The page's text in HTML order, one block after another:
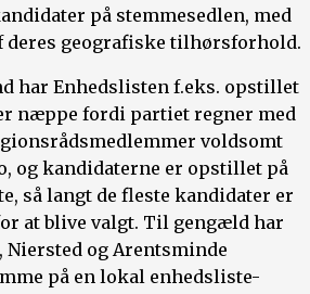
på stemmesedlen, med
deres geografiske tilhørsforhold.
har Enhedslisten f.eks. opstillet
næppe fordi partiet regner med
voldsomt
og kandidaterne er opstillet på
så langt de fleste kandidater er
at blive valgt. Til gengæld har
og Arentsminde
på en lokal enhedsliste-